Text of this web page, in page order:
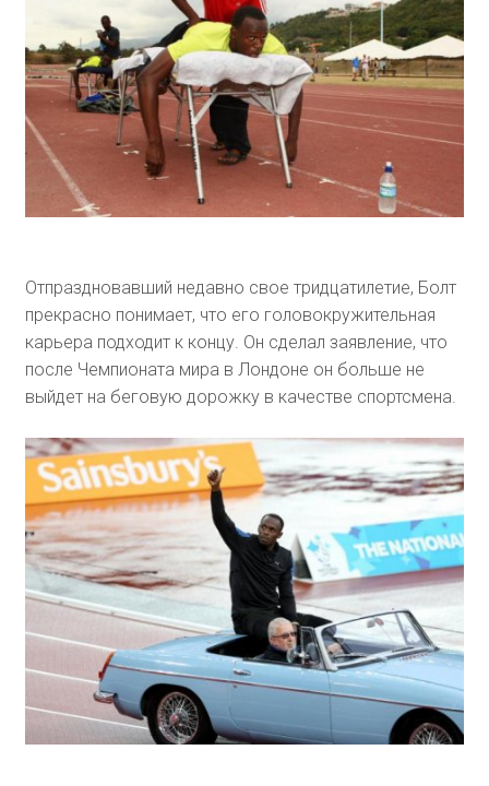
Отпраздновавший недавно свое тридцатилетие, Болт
прекрасно понимает, что его головокружительная
карьера подходит к концу. Он сделал заявление, что
после Чемпионата мира в Лондоне он больше не
выйдет на беговую дорожку в качестве спортсмена.